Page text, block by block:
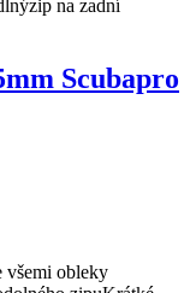
střihem a
Scubapro